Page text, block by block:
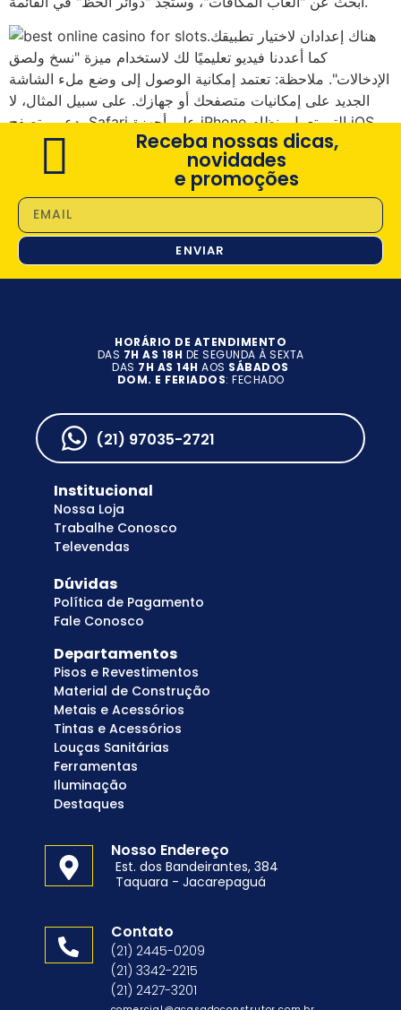
هناك إعدادان لاختيار تطبيقك.
كما أعددنا فيديو تعليميًا لك لاستخدام ميزة "نسخ ولصق
الإدخالات". ملاحظة: تعتمد إمكانية الوصول إلى وضع ملء الشاشة
الجديد على إمكانيات متصفحك أو جهازك. على سبيل المثال، لا
يدعم متصفح Safari على أجهزة iPhone التي تعمل بنظام iOS
Receba nossas dicas,
novidades
e promoções
ENVIAR
HORÁRIO DE ATENDIMENTO
DAS 7H AS 18H DE SEGUNDA À SEXTA
DAS 7H AS 14H AOS SÁBADOS
DOM. E FERIADOS: FECHADO
(21) 97035-2721
Institucional
Nossa Loja
Trabalhe Conosco
Televendas
Dúvidas
Política de Pagamento
Fale Conosco
Departamentos
Pisos e Revestimentos
Material de Construção
Metais e Acessórios
Tintas e Acessórios
Louças Sanitárias
Ferramentas
Iluminação
Destaques
Nosso Endereço
Est. dos Bandeirantes, 384
Taquara - Jacarepaguá
Contato
(21) 2445-0209
(21) 3342-2215
(21) 2427-3201